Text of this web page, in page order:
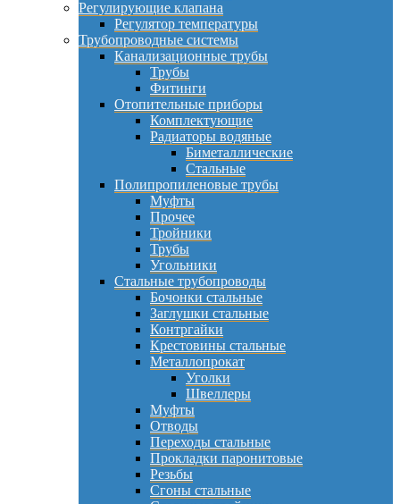
Регулирующие клапана
Регулятор температуры
Трубопроводные системы
Канализационные трубы
Трубы
Фитинги
Отопительные приборы
Комплектующие
Радиаторы водяные
Биметаллические
Стальные
Полипропиленовые трубы
Муфты
Прочее
Тройники
Трубы
Угольники
Стальные трубопроводы
Бочонки стальные
Заглушки стальные
Контргайки
Крестовины стальные
Металлопрокат
Уголки
Швеллеры
Муфты
Отводы
Переходы стальные
Прокладки паронитовые
Резьбы
Сгоны стальные